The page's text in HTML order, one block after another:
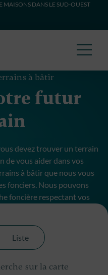
DANS LE SUD-OUEST
à bâtir
futur
devez trouver un terrain
de vous aider dans vos
à bâtir que nous vous
fonciers. Nous pouvons
foncière respectant vos
Liste
sur la carte